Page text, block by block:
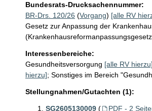
Bundesrats-Drucksachennummer:
BR-Drs. 120/26 (Vorgang) [alle RV
Gesetz zur Anpassung der
Interessenbereiche:
Gesundheitsversorgung [alle RV hierzu]
hierzu]; Sonstiges im Bereich
Stellungnahmen/Gutachten (1):
SG2605130009 ( PDF - 2